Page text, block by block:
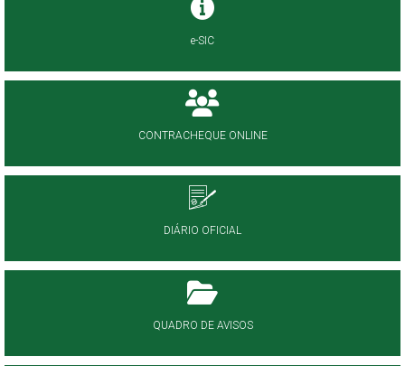
e-SIC
CONTRACHEQUE ONLINE
DIÁRIO OFICIAL
QUADRO DE AVISOS